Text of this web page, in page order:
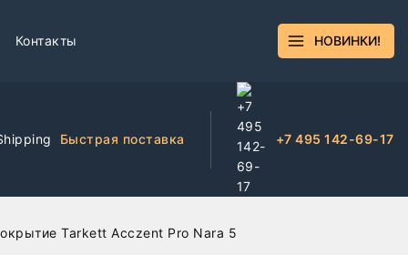
Контакты НОВИНКИ!
Быстрая поставка +7 495 142-69-17
Tarkett Acczent Pro Nara 5